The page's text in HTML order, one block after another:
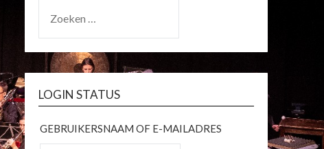
NAAR:
LOGIN STATUS
GEBRUIKERSNAAM OF E-MAILADRES